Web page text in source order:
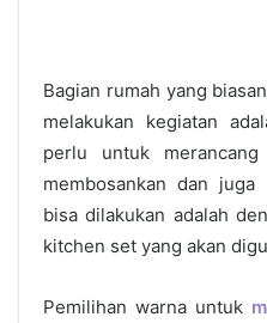
Bagian rumah yang
melakukan kegiatan
perlu untuk
membosankan dan
bisa dilakukan adalah
kitchen set yang akan
Pemilihan warna untuk